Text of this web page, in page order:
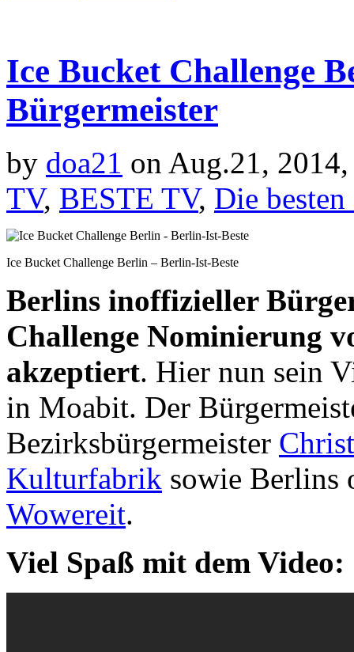
Ice Bucket Challenge
Bürgermeister
by doa21 on Aug.21,
TV, BESTE TV, Die
Ice Bucket Challenge Berlin – Berlin-Ist-Beste
Berlins inoffizieller
Challenge Nominierung
akzeptiert. Hier nun sein
in Moabit. Der
Bezirksbürgermeister
Kulturfabrik sowie Berlins
Wowereit.
Viel Spaß mit dem Video: